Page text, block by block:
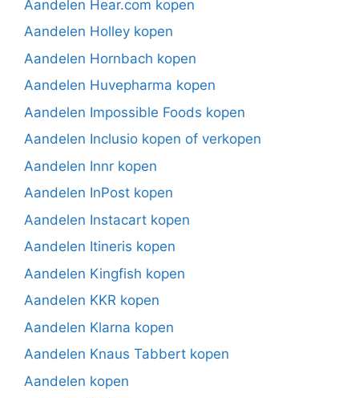
Aandelen Hear.com kopen
Aandelen Holley kopen
Aandelen Hornbach kopen
Aandelen Huvepharma kopen
Aandelen Impossible Foods kopen
Aandelen Inclusio kopen of verkopen
Aandelen Innr kopen
Aandelen InPost kopen
Aandelen Instacart kopen
Aandelen Itineris kopen
Aandelen Kingfish kopen
Aandelen KKR kopen
Aandelen Klarna kopen
Aandelen Knaus Tabbert kopen
Aandelen kopen